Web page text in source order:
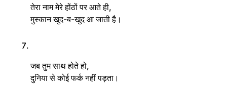
तेरा नाम मेरे होंठों पर आते ही,
मुस्कान खुद-ब-खुद आ जाती है।
जब तुम साथ होते हो,
दुनिया से कोई फर्क नहीं पड़ता।